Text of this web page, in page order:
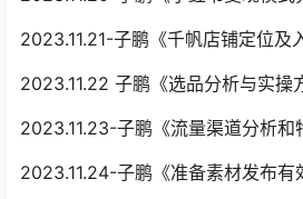
2023.11.21-子鹏《千帆店铺定位及
2023.11.22 子鹏《选品分析与实操
2023.11.23-子鹏《流量渠道分析和
2023.11.24-子鹏《准备素材发布有